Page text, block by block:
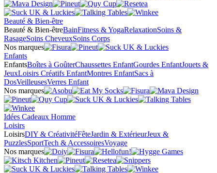
Beauté & Bien-être
Beauté & Bien-êtreBainFitness & YogaRelaxationSoins &
RasageSoins CheveuxSoins Corps
Nos marques
Enfants
EnfantsBoîtes à GoûterChaussettes EnfantGourdes EnfantJouets &
JeuxLoisirs Créatifs EnfantMontres EnfantSacs à
DosVeilleusesVerres Enfant
Nos marques
Idées Cadeaux Homme
Loisirs
LoisirsDIY & CréativitéFêteJardin & ExtérieurJeux &
PuzzlesSportTech & AccessoiresVoyage
Nos marques